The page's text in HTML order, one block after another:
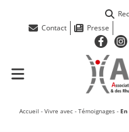
Contact
Presse
Accueil - Vivre avec - Témoignages -